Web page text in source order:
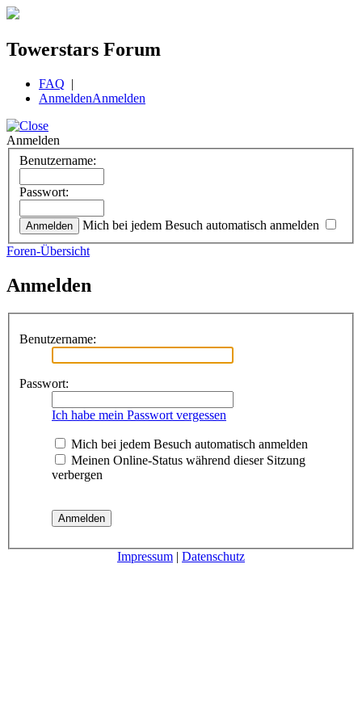
Towerstars Forum
FAQ |
AnmeldenAnmelden
Anmelden
Benutzername:
Passwort:
Mich bei jedem Besuch automatisch anmelden
Foren-Übersicht
Anmelden
Benutzername:
Passwort:
Ich habe mein Passwort vergessen
Mich bei jedem Besuch automatisch anmelden
Meinen Online-Status während dieser Sitzung
verbergen
Impressum | Datenschutz